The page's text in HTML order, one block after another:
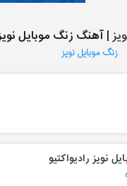
| آهنگ زنگ موبایل
زنگ موبایل نویز
نویز رادیواکتیو